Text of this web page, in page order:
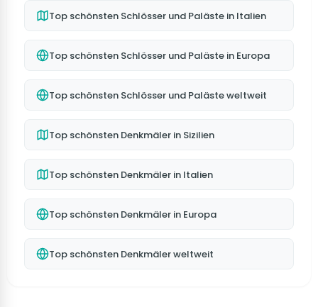
Top schönsten Schlösser und Paläste in Italien
Top schönsten Schlösser und Paläste in Europa
Top schönsten Schlösser und Paläste weltweit
Top schönsten Denkmäler in Sizilien
Top schönsten Denkmäler in Italien
Top schönsten Denkmäler in Europa
Top schönsten Denkmäler weltweit